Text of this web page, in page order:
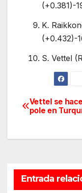
(+0.381)-
K.
(+0.432)-
S. Vettel
Vettel se
pole en
Entrada